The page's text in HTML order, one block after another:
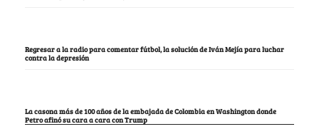
Regresar a la radio para comentar fútbol, la solución de Iván Mejía para luchar
contra la depresión
La casona más de 100 años de la embajada de Colombia en Washington donde
Petro afinó su cara a cara con Trump